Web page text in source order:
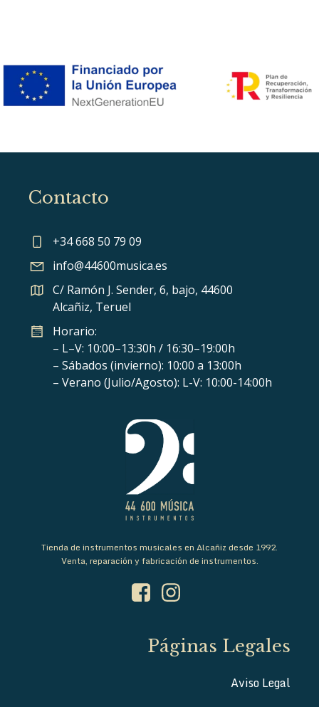
Contacto
+34 668 50 79 09
info@44600musica.es
C/ Ramón J. Sender, 6, bajo, 44600
Alcañiz, Teruel
Horario:
– L–V: 10:00–13:30h / 16:30–19:00h
– Sábados (invierno): 10:00 a 13:00h
– Verano (Julio/Agosto): L-V: 10:00-14:00h
Tienda de instrumentos musicales en Alcañiz desde 1992.
Venta, reparación y fabricación de instrumentos.
Páginas Legales
Aviso Legal